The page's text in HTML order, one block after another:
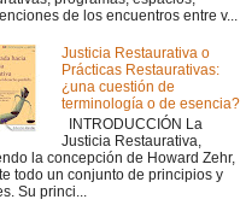
de los encuentros entre v...
Justicia Restaurativa o
Prácticas Restaurativas:
¿una cuestión de
terminología o de esencia?
INTRODUCCIÓN La
Justicia Restaurativa,
la concepción de Howard Zehr,
todo un conjunto de principios y
Su princi...